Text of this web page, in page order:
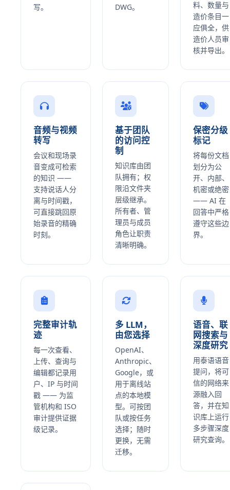
写。
DWG。
料、数量与
造价条目一
应俱全，供
造价人员审
核并导出。
音频与视频
转写
会议和现场录
音变成可检索
的知识 ——
支持说话人分
离与时间戳，
可直接跳回原
始录音的精确
时刻。
基于团队
的访问控
制
知识库由团
队拥有；权
限沿文件夹
层级继承。
所有者、管
理员与成员
角色让职责
清晰明确。
保密分级
标记
将每份文档
划分为公
开、内部、
机密或绝密
—— AI 在
回答中严格
遵守这些边
界。
完整审计轨
迹
每一次查看、
上传、查询与
编辑都记录用
户、IP 与时间
戳 —— 为监
管机构和 ISO
审计提供证据
级记录。
多 LLM，
由您选择
OpenAI、
Anthropic、
Google，或
用于离线站
点的本地模
型。可按团
队或按任务
选择；随时
更换，无需
迁移。
语音、联
网搜索与
深度研究
用泰语语音
提问，将可
信的网络来
源融入回
答，并在知
识库上运行
多步骤深度
研究查询。